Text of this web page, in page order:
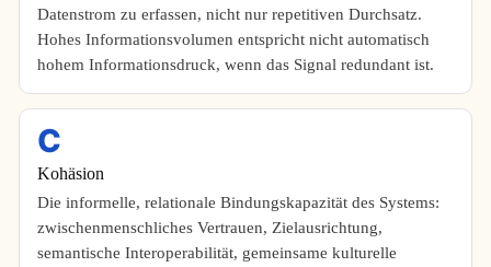
Datenstrom zu erfassen, nicht nur repetitiven Durchsatz.
Hohes Informationsvolumen entspricht nicht automatisch
hohem Informationsdruck, wenn das Signal redundant ist.
C
Kohäsion
Die informelle, relationale Bindungskapazität des Systems:
zwischenmenschliches Vertrauen, Zielausrichtung,
semantische Interoperabilität, gemeinsame kulturelle